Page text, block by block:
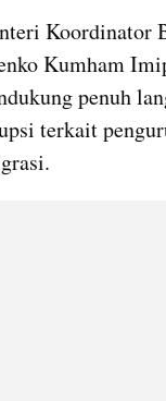
Koordinator
Kumham
penuh
terkait